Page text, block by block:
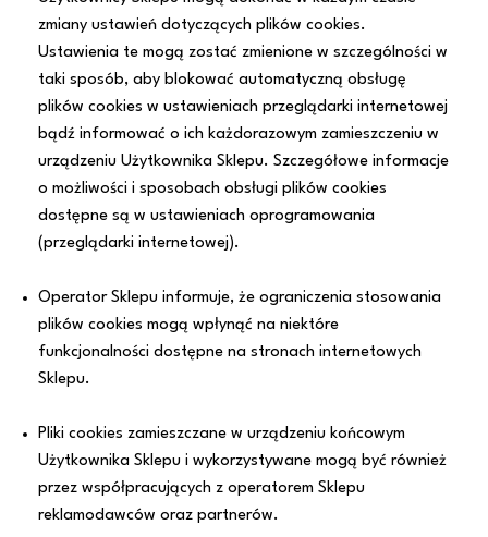
zmiany ustawień dotyczących plików cookies.
Ustawienia te mogą zostać zmienione w szczególności w
taki sposób, aby blokować automatyczną obsługę
plików cookies w ustawieniach przeglądarki internetowej
bądź informować o ich każdorazowym zamieszczeniu w
urządzeniu Użytkownika Sklepu. Szczegółowe informacje
o możliwości i sposobach obsługi plików cookies
dostępne są w ustawieniach oprogramowania
(przeglądarki internetowej).
Operator Sklepu informuje, że ograniczenia stosowania
plików cookies mogą wpłynąć na niektóre
funkcjonalności dostępne na stronach internetowych
Sklepu.
Pliki cookies zamieszczane w urządzeniu końcowym
Użytkownika Sklepu i wykorzystywane mogą być również
przez współpracujących z operatorem Sklepu
reklamodawców oraz partnerów.